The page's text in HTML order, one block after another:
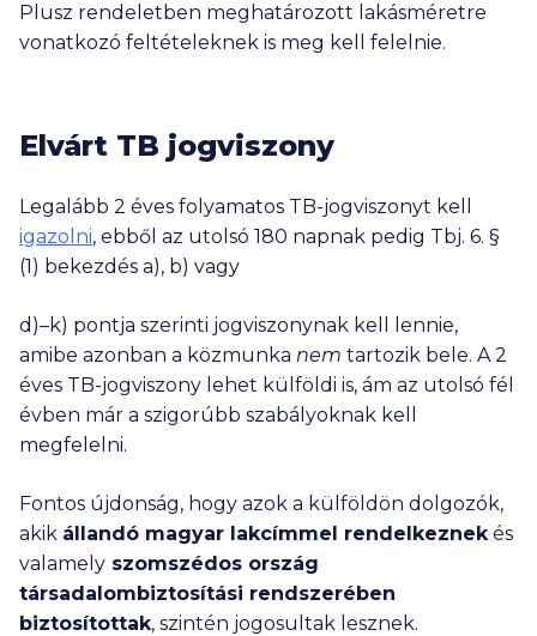
Plusz rendeletben meghatározott lakásméretre
vonatkozó feltételeknek is meg kell felelnie.
Elvárt TB jogviszony
Legalább 2 éves folyamatos TB-jogviszonyt kell
igazolni, ebből az utolsó 180 napnak pedig Tbj. 6. §
(1) bekezdés a), b) vagy
d)–k) pontja szerinti jogviszonynak kell lennie,
amibe azonban a közmunka nem tartozik bele. A 2
éves TB-jogviszony lehet külföldi is, ám az utolsó fél
évben már a szigorúbb szabályoknak kell
megfelelni.
Fontos újdonság, hogy azok a külföldön dolgozók,
akik állandó magyar lakcímmel rendelkeznekés
valamely szomszédos ország
társadalombiztosítási rendszerében
biztosítottak, szintén jogosultak lesznek.